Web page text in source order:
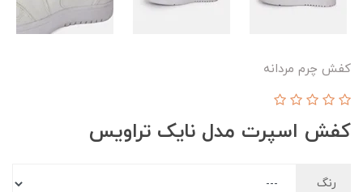
کفش چرم مردانه
کفش اسپرت مدل نایک تراویس
رنگ